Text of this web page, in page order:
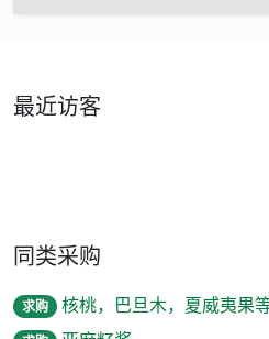
最近访客
同类采购
求购 核桃，巴旦木，夏威夷果